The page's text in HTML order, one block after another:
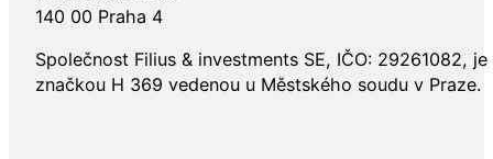
140 00 Praha 4
Společnost Filius & investments SE, IČO: 29261082,
značkou H 369 vedenou u Městského soudu v Praze.